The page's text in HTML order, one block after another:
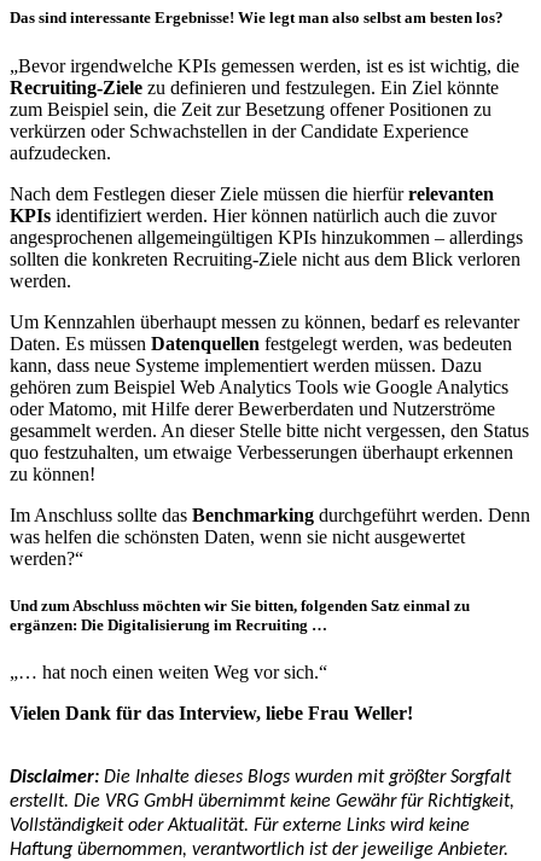
Das sind interessante Ergebnisse! Wie legt man also selbst am besten los?
„Bevor irgendwelche KPIs gemessen werden, ist es ist wichtig, die
Recruiting-Ziele zu definieren und festzulegen. Ein Ziel könnte
zum Beispiel sein, die Zeit zur Besetzung offener Positionen zu
verkürzen oder Schwachstellen in der Candidate Experience
aufzudecken.
Nach dem Festlegen dieser Ziele müssen die hierfürrelevanten
KPIs identifiziert werden. Hier können natürlich auch die zuvor
angesprochenen allgemeingültigen KPIs hinzukommen – allerdings
sollten die konkreten Recruiting-Ziele nicht aus dem Blick verloren
werden.
Um Kennzahlen überhaupt messen zu können, bedarf es relevanter
Daten. Es müssen Datenquellen festgelegt werden, was bedeuten
kann, dass neue Systeme implementiert werden müssen. Dazu
gehören zum Beispiel Web Analytics Tools wie Google Analytics
oder Matomo, mit Hilfe derer Bewerberdaten und Nutzerströme
gesammelt werden. An dieser Stelle bitte nicht vergessen, den Status
quo festzuhalten, um etwaige Verbesserungen überhaupt erkennen
zu können!
Im Anschluss sollte das Benchmarking durchgeführt werden. Denn
was helfen die schönsten Daten, wenn sie nicht ausgewertet
werden?“
Und zum Abschluss möchten wir Sie bitten, folgenden Satz einmal zu
ergänzen: Die Digitalisierung im Recruiting …
„… hat noch einen weiten Weg vor sich.“
Vielen Dank für das Interview, liebe Frau Weller!
Disclaimer: Die Inhalte dieses Blogs wurden mit größter Sorgfalt
erstellt. Die VRG GmbH übernimmt keine Gewähr für Richtigkeit,
Vollständigkeit oder Aktualität. Für externe Links wird keine
Haftung übernommen, verantwortlich ist der jeweilige Anbieter.